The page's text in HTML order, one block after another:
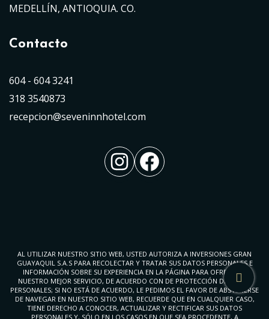
MEDELLÍN, ANTIOQUIA. CO.
Contacto
604 - 604 3241
318 3540873
recepcion@seveninnhotel.com
Instagram
Facebook
AL UTILIZAR NUESTRO SITIO WEB, USTED AUTORIZA A INVERSIONES GRAN
GUAYAQUIL S.A.S PARA RECOLECTAR Y TRATAR SUS DATOS PERSONALES E
INFORMACIÓN SOBRE SU EXPERIENCIA EN LA PÁGINA PARA OFRECERLE
NUESTRO MEJOR SERVICIO, DE ACUERDO CON DE PROTECCIÓN DE DATOS
PERSONALES; SI NO ESTÁ DE ACUERDO, LE PEDIMOS EL FAVOR DE ABSTENERSE
DE NAVEGAR EN NUESTRO SITIO WEB, RECUERDE QUE EN CUALQUIER CASO,
TIENE DERECHO A CONOCER, ACTUALIZAR Y RECTIFICAR SUS DATOS
PERSONALES Y, SÓLO EN LOS CASOS EN QUE SEA PROCEDENTE, A